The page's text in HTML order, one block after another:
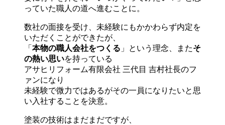
っていた職人の道へ進むことに。
数社の面接を受け、未経験にもかかわらず内定を
いただくことができたが、
「 本物の職人会社をつくる 」という理念、またそ
の熱い思いを持っている
アサヒリフォーム有限会社 三代目 吉村社長のフ
ァンになり
未経験で微力ではあるがその一員になりたいと思
い入社することを決意。
塗装の技術はまだまだですが、